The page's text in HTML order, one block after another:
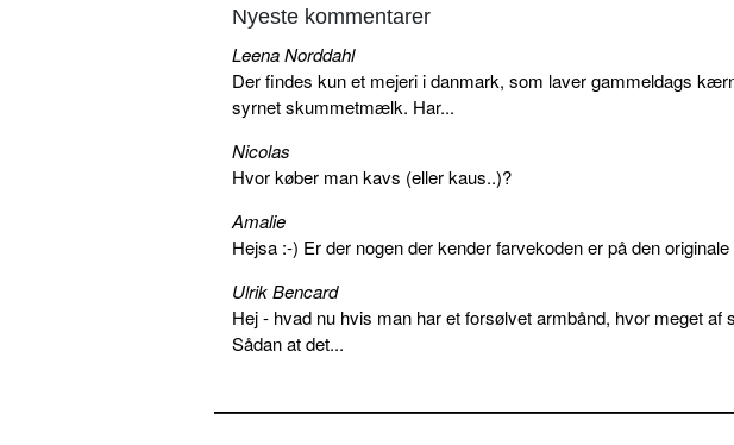
Nyeste kommentarer
Leena Norddahl
Der findes kun et mejeri i danmark, som laver gammeldags
syrnet skummetmælk. Har...
Nicolas
Hvor køber man kavs (eller kaus..)?
Amalie
Hejsa :-) Er der nogen der kender farvekoden er på den originale
Ulrik Bencard
Hej - hvad nu hvis man har et forsølvet armbånd, hvor meget
Sådan at det...